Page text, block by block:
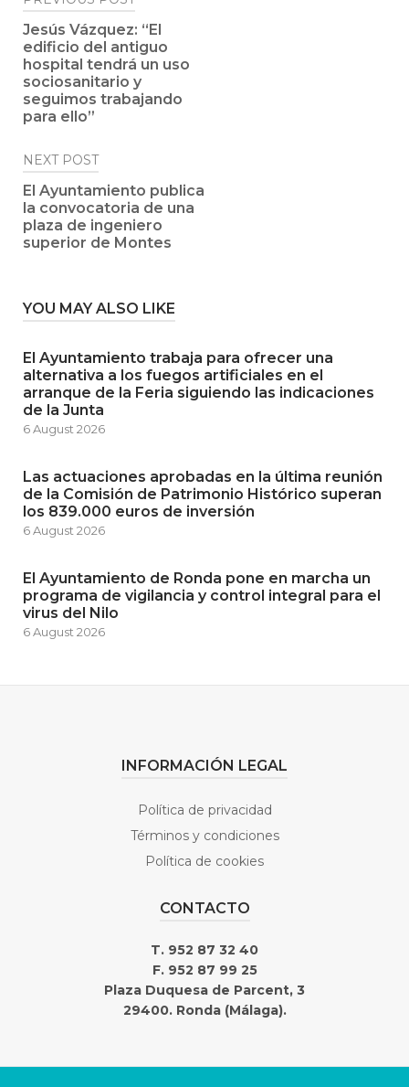
navigation
Jesús Vázquez: “El
edificio del antiguo
hospital tendrá un uso
sociosanitario y
seguimos trabajando
para ello”
NEXT POST
El Ayuntamiento publica
la convocatoria de una
plaza de ingeniero
superior de Montes
YOU MAY ALSO LIKE
El Ayuntamiento trabaja para ofrecer una
alternativa a los fuegos artificiales en el
arranque de la Feria siguiendo las indicaciones
de la Junta
6 August 2026
Las actuaciones aprobadas en la última reunión
de la Comisión de Patrimonio Histórico superan
los 839.000 euros de inversión
6 August 2026
El Ayuntamiento de Ronda pone en marcha un
programa de vigilancia y control integral para el
virus del Nilo
6 August 2026
INFORMACIÓN LEGAL
Política de privacidad
Términos y condiciones
Política de cookies
CONTACTO
T. 952 87 32 40
F. 952 87 99 25
Plaza Duquesa de Parcent, 3
29400. Ronda (Málaga).